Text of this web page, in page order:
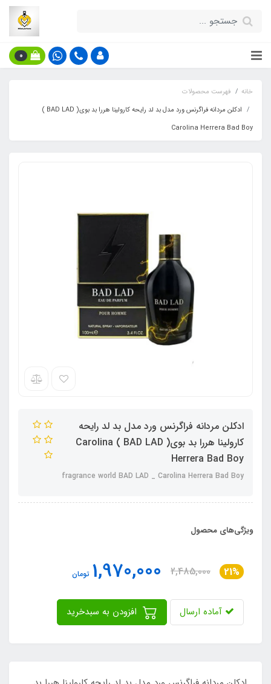
0
خانه
فهرست محصولات
ادکلن مردانه فراگرنس ورد مدل بد لد رایحه کارولینا هررا بد بوی( BAD LAD )
Carolina Herrera Bad Boy
ادکلن مردانه فراگرنس ورد مدل بد لد رایحه
کارولینا هررا بد بوی( BAD LAD ) Carolina
Herrera Bad Boy
fragrance world BAD LAD _ Carolina Herrera Bad Boy
ویژگی‌های محصول
21%
2,485,000
1,970,000 تومان
آماده ارسال